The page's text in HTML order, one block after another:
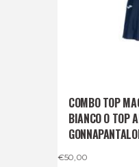
COMBO TOP
BIANCO O TOP
€50,00